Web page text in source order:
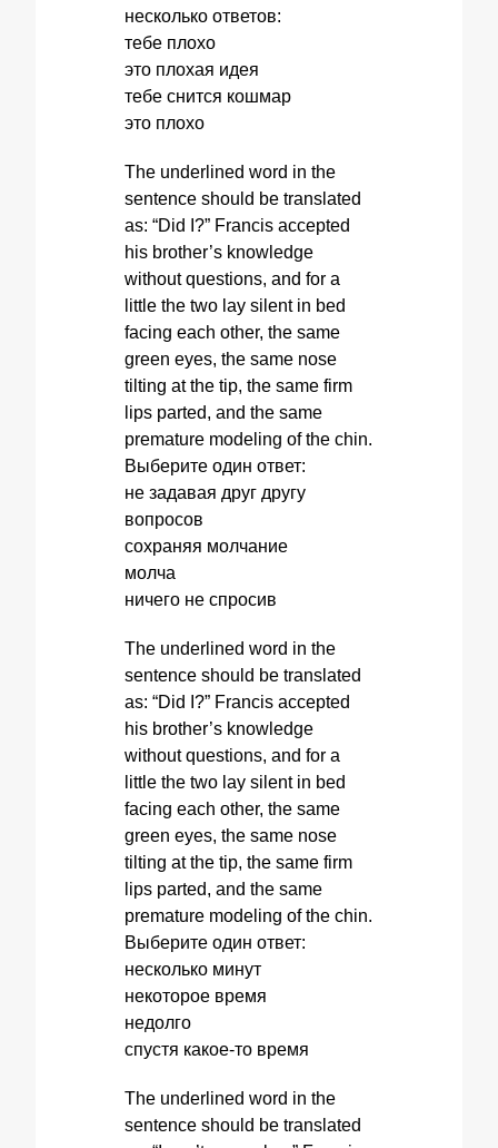
несколько ответов:
тебе плохо
это плохая идея
тебе снится кошмар
это плохо
The underlined word in the
sentence should be translated
as: “Did I?” Francis accepted
his brother’s knowledge
without questions, and for a
little the two lay silent in bed
facing each other, the same
green eyes, the same nose
tilting at the tip, the same firm
lips parted, and the same
premature modeling of the chin.
Выберите один ответ:
не задавая друг другу
вопросов
сохраняя молчание
молча
ничего не спросив
The underlined word in the
sentence should be translated
as: “Did I?” Francis accepted
his brother’s knowledge
without questions, and for a
little the two lay silent in bed
facing each other, the same
green eyes, the same nose
tilting at the tip, the same firm
lips parted, and the same
premature modeling of the chin.
Выберите один ответ:
несколько минут
некоторое время
недолго
спустя какое-то время
The underlined word in the
sentence should be translated